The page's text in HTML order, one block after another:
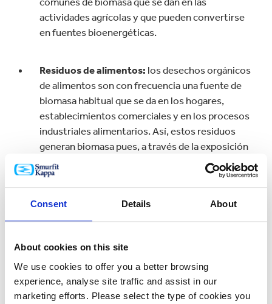
Consent Details About
About cookies on this site
We use cookies to offer you a better browsing
experience, analyse site traffic and assist in our
marketing efforts. Please select the type of cookies you
actividades agrícolas y que pueden convertirse
en fuentes bioenergéticas.
Residuos de alimentos: los desechos orgánicos
de alimentos son con frecuencia una fuente de
biomasa habitual que se da en los hogares,
establecimientos comerciales y en los procesos
industriales alimentarios. Así, estos residuos
generan biomasa pues, a través de la exposición
al proceso de digestión anaeróbica, puede
obtenerse de ellos biogás, el cual tiene
como carburante.
Estiércol animal:el estiércol de ganado y de
otros animales se utiliza para la producción del
ya mencionado biogás y también como
compostaje.